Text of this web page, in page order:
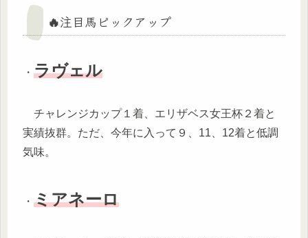
🔥注目馬ピックアップ
・ ラヴェル
チャレンジカップ１着、エリザベス女王杯２着と
実績抜群。ただ、今年に入って９、11、12着と低調
気味。
・ ミアネーロ